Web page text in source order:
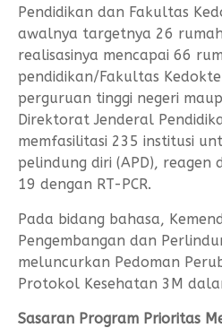
Pendidikan dan Fakultas
awalnya targetnya 26
realisasinya mencapai 66
pendidikan/Fakultas
perguruan tinggi negeri
Direktorat Jenderal
memfasilitasi 235 institusi
pelindung diri (APD), reagen
19 dengan RT-PCR.
Pada bidang bahasa,
Pengembangan dan
meluncurkan Pedoman
Protokol Kesehatan 3M
Sasaran Program Prioritas